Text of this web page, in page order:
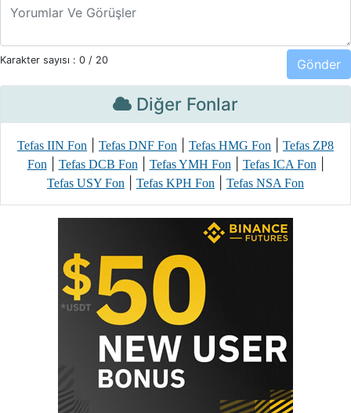
Karakter sayısı : 0 / 20
Diğer Fonlar
Tefas IIN Fon Tefas DNF Fon Tefas HMG Fon
Tefas ZP8
Fon| Tefas DCB Fon| Tefas YMH Fon| Tefas ICA Fon|
Tefas USY Fon Tefas KPH Fon Tefas NSA Fon